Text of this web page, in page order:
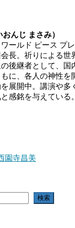
んじ まさみ）
ールド ピース プ
長。祈りによる世
後継者として、国
に、各人の神性を
展開中。講演や多
感銘を与えている。
園寺昌美
検索